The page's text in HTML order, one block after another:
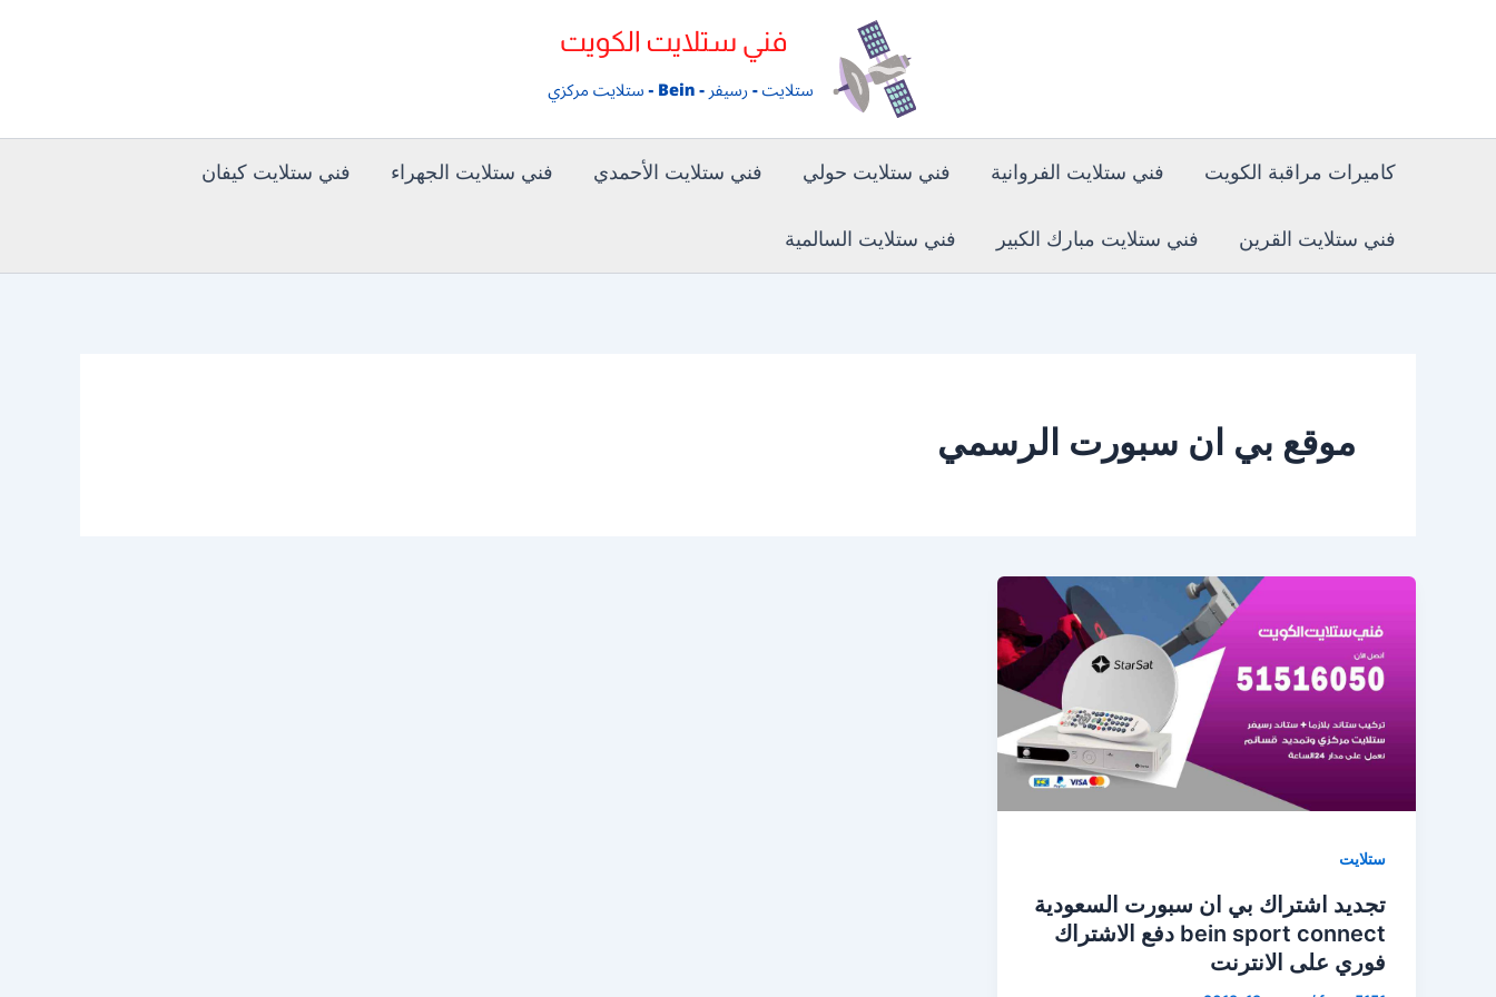
كاميرات مراقبة الكويت فني ستلايت الفروانية فني ستلايت حولي فني ستلايت الأحمدي فني ستلايت الجهراء فني ستلايت كيفان
فني ستلايت القرين فني ستلايت مبارك الكبير فني ستلايت السالمية
موقع بي ان سبورت الرسمي
ستلايت
تجديد اشتراك بي ان سبورت السعودية
bein sport connect دفع الاشتراك
فوري على الانترنت